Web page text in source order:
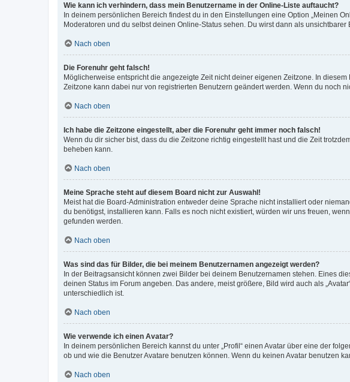
Wie kann ich verhindern, dass mein Benutzername in der Online-Liste auftaucht?
In deinem persönlichen Bereich findest du in den Einstellungen eine Option „Meinen
Moderatoren und du selbst deinen Online-Status sehen. Du wirst dann als unsichtbarer
Nach oben
Die Forenuhr geht falsch!
Möglicherweise entspricht die angezeigte Zeit nicht deiner eigenen Zeitzone. In
Zeitzone kann dabei nur von registrierten Benutzern geändert werden. Wenn du noch
Nach oben
Ich habe die Zeitzone eingestellt, aber die Forenuhr geht immer noch falsch!
Wenn du dir sicher bist, dass du die Zeitzone richtig eingestellt hast und die Zeit
beheben kann.
Nach oben
Meine Sprache steht auf diesem Board nicht zur Auswahl!
Meist hat die Board-Administration entweder deine Sprache nicht installiert oder
du benötigst, installieren kann. Falls es noch nicht existiert, würden wir uns freuen,
gefunden werden.
Nach oben
Was sind das für Bilder, die bei meinem Benutzernamen angezeigt werden?
In der Beitragsansicht können zwei Bilder bei deinem Benutzernamen stehen. Eines
deinen Status im Forum angeben. Das andere, meist größere, Bild wird auch als
unterschiedlich ist.
Nach oben
Wie verwende ich einen Avatar?
In deinem persönlichen Bereich kannst du unter „Profil“ einen Avatar über eine der
ob und wie die Benutzer Avatare benutzen können. Wenn du keinen Avatar benutzen
Nach oben